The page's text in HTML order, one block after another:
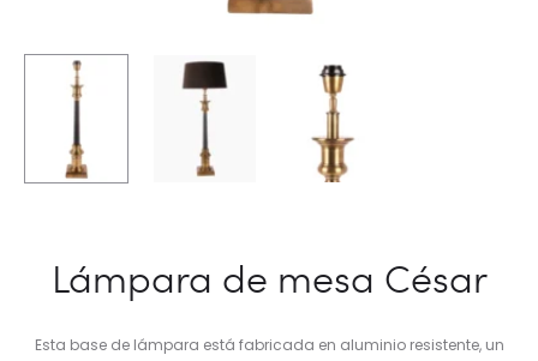
Lámpara de mesa César
Esta base de lámpara está fabricada en aluminio resistente, un